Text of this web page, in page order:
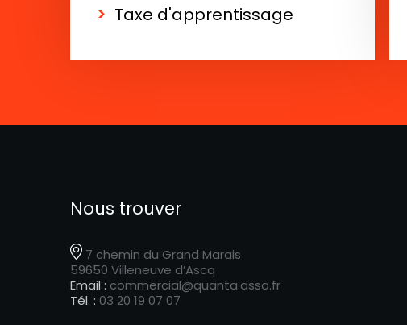
Taxe d'apprentissage
Nous trouver
7 chemin du Grand Marais
59650 Villeneuve d’Ascq
Email : commercial@quanta.asso.fr
Tél. : 03 20 19 07 07